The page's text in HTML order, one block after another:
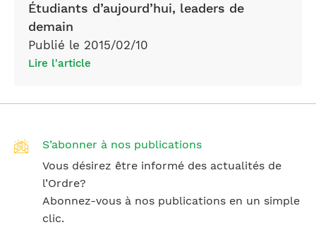
Étudiants d’aujourd’hui, leaders de
demain
Publié le 2015/02/10
Lire l'article
S’abonner à nos publications
Vous désirez être informé des actualités de
l’Ordre?
Abonnez-vous à nos publications en un simple
clic.